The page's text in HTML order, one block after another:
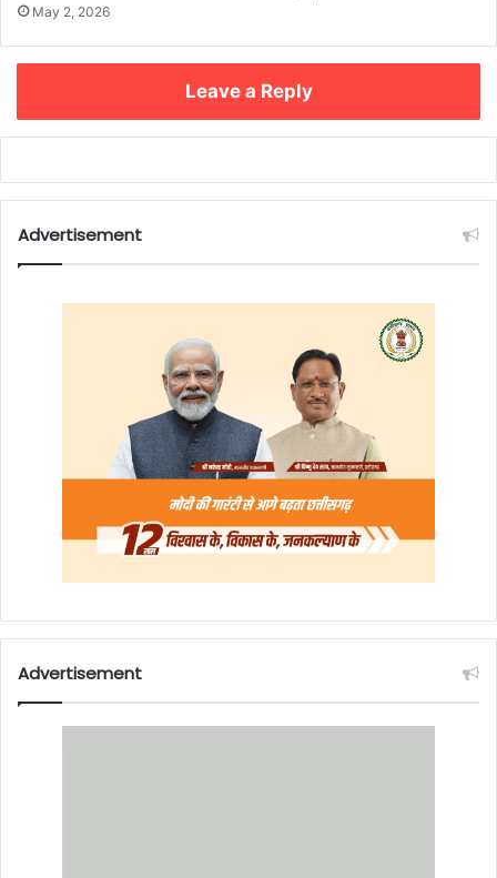
May 2, 2026
Leave a Reply
Advertisement
Advertisement